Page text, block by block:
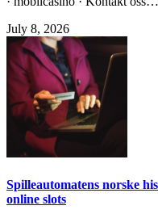
July 8, 2026
Spilleautomatens norske
online slots